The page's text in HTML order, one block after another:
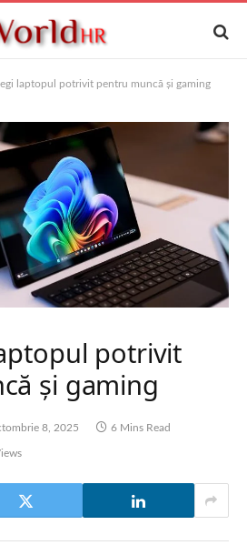
laptopul potrivit pentru muncă și gaming
potrivit
și gaming
8, 2025 6 Mins Read